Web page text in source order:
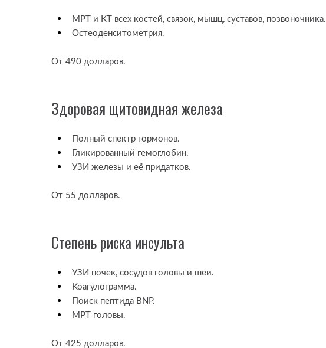
МРТ и КТ всех костей, связок, мышц, суставов, позвоночника.
Остеоденситометрия.
От 490 долларов.
Здоровая щитовидная железа
Полный спектр гормонов.
Гликированный гемоглобин.
УЗИ железы и её придатков.
От 55 долларов.
Степень риска инсульта
УЗИ почек, сосудов головы и шеи.
Коагулограмма.
Поиск пептида BNP.
МРТ головы.
От 425 долларов.